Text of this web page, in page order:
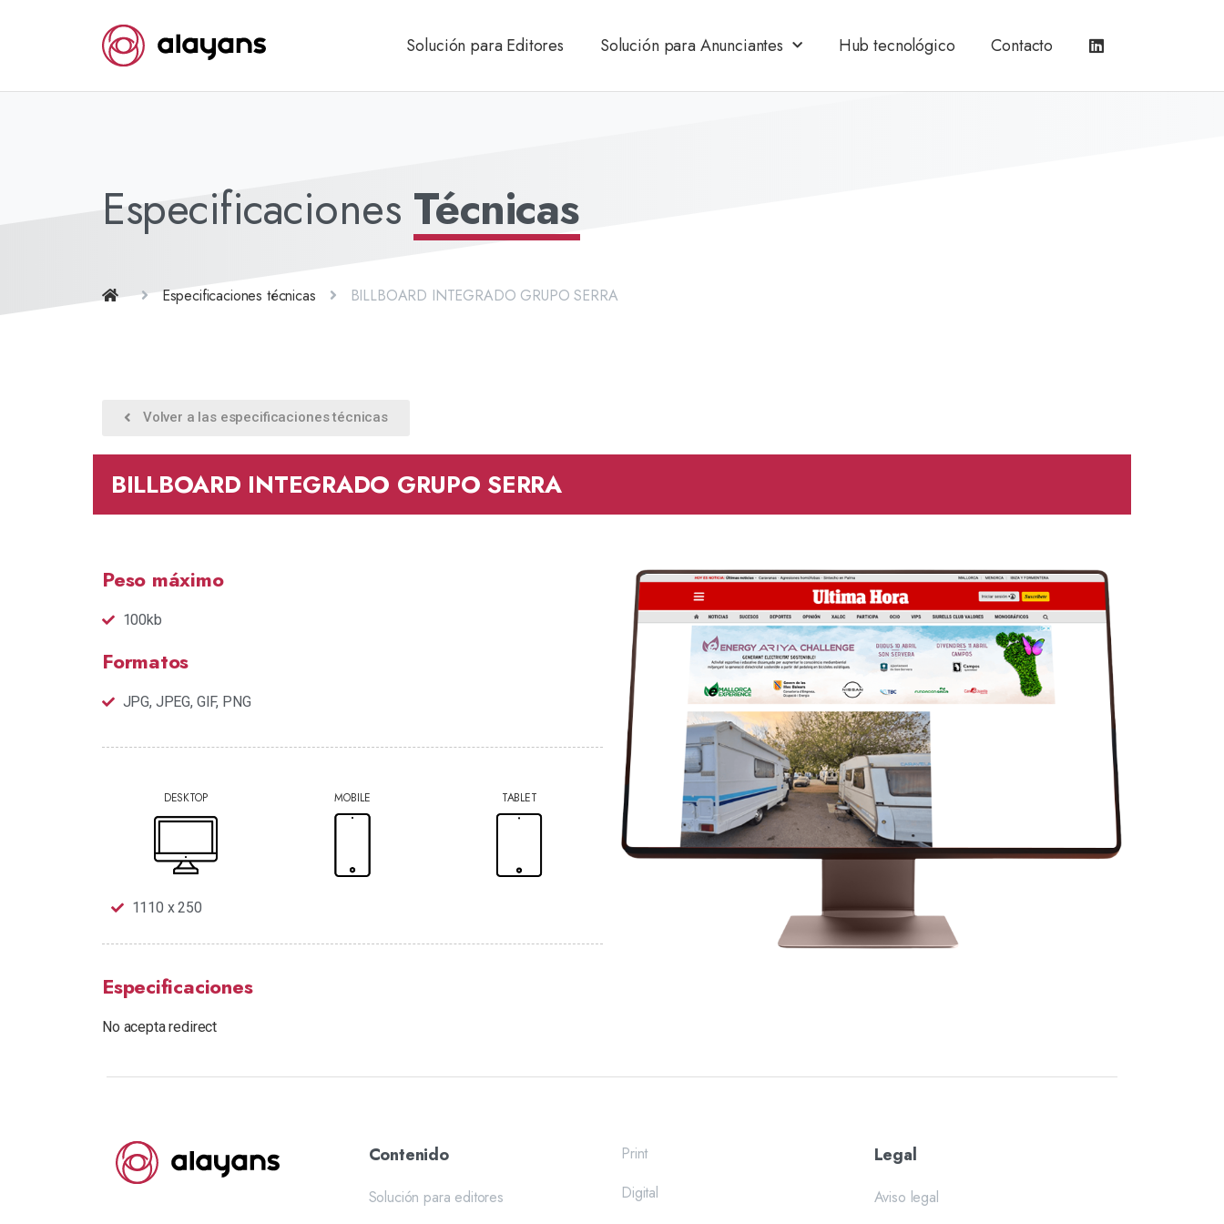
Solución para Editores Solución para Anunciantes Hub tecnológico Contacto
Especificaciones Técnicas
Especificaciones técnicas BILLBOARD INTEGRADO GRUPO SERRA
Volver a las especificaciones técnicas
BILLBOARD INTEGRADO GRUPO SERRA
Peso máximo
100kb
Formatos
JPG, JPEG, GIF, PNG
DESKTOP
1110 x 250
MOBILE TABLET
Especificaciones
No acepta redirect
Contenido
Solución para editores
Print
Digital
Legal
Aviso legal